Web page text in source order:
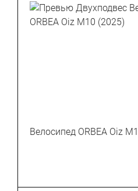
Велосипед ORBEA Oiz